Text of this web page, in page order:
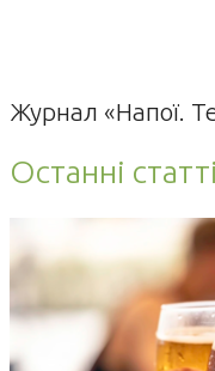
Журнал «Напої.
Останні статті